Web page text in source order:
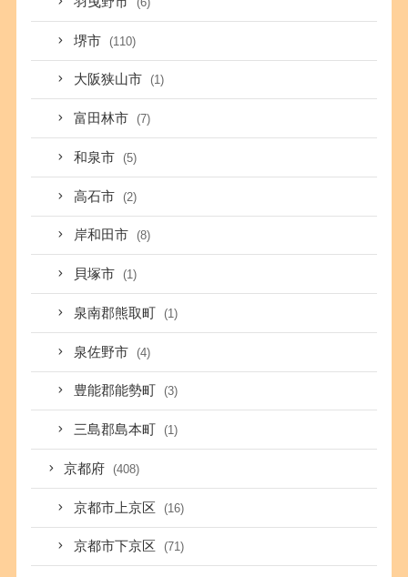
堺市 (110)
大阪狭山市 (1)
富田林市 (7)
和泉市 (5)
高石市 (2)
岸和田市 (8)
貝塚市 (1)
泉南郡熊取町 (1)
泉佐野市 (4)
豊能郡能勢町 (3)
三島郡島本町 (1)
京都府 (408)
京都市上京区 (16)
京都市下京区 (71)